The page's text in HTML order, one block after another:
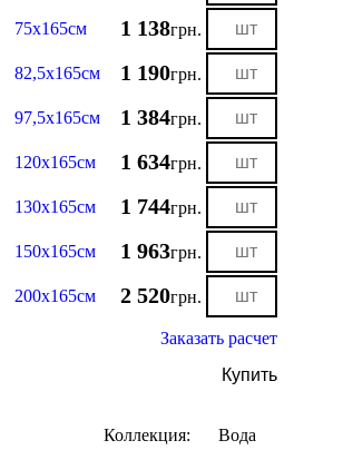
75х165см 1 138грн.
82,5х165см 1 190грн.
97,5х165см 1 384грн.
120х165см 1 634грн.
130х165см 1 744грн.
150х165см 1 963грн.
200х165см 2 520грн.
Заказать расчет
Купить
Коллекция:
Вода